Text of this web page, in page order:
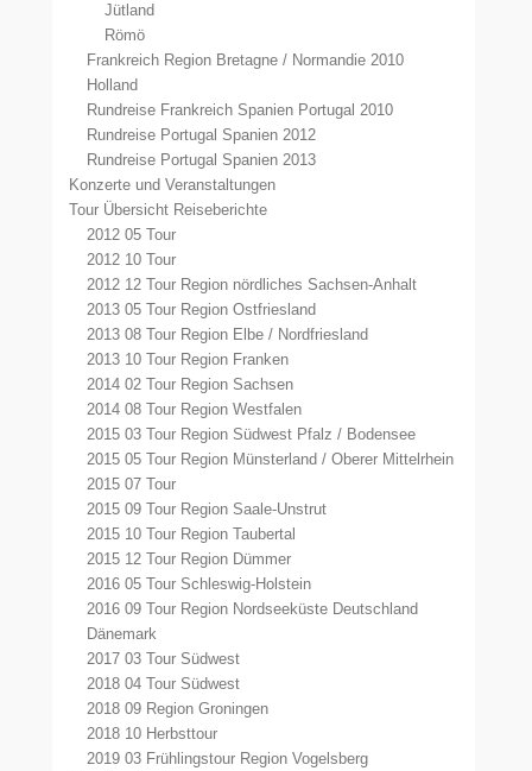
Jütland
Römö
Frankreich Region Bretagne / Normandie 2010
Holland
Rundreise Frankreich Spanien Portugal 2010
Rundreise Portugal Spanien 2012
Rundreise Portugal Spanien 2013
Konzerte und Veranstaltungen
Tour Übersicht Reiseberichte
2012 05 Tour
2012 10 Tour
2012 12 Tour Region nördliches Sachsen-Anhalt
2013 05 Tour Region Ostfriesland
2013 08 Tour Region Elbe / Nordfriesland
2013 10 Tour Region Franken
2014 02 Tour Region Sachsen
2014 08 Tour Region Westfalen
2015 03 Tour Region Südwest Pfalz / Bodensee
2015 05 Tour Region Münsterland / Oberer Mittelrhein
2015 07 Tour
2015 09 Tour Region Saale-Unstrut
2015 10 Tour Region Taubertal
2015 12 Tour Region Dümmer
2016 05 Tour Schleswig-Holstein
2016 09 Tour Region Nordseeküste Deutschland
Dänemark
2017 03 Tour Südwest
2018 04 Tour Südwest
2018 09 Region Groningen
2018 10 Herbsttour
2019 03 Frühlingstour Region Vogelsberg